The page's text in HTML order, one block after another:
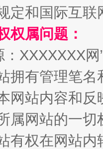
定和国际互
权属问题：
：XXXXXXX
拥有管理笔
网站内容和
属网站的一
有权在网站